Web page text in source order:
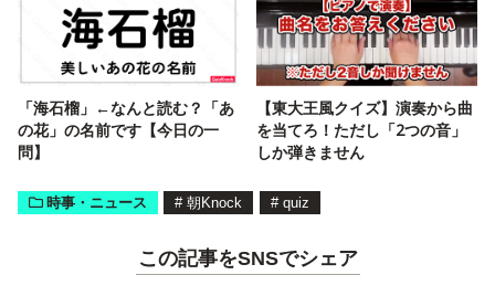
「海石榴」←なんと読む？「あ
の花」の名前です【今日の一
問】
【東大王風クイズ】演奏から曲
を当てろ！ただし「2つの音」
しか弾きません
時事・ニュース # 朝Knock # quiz
この記事をSNSでシェア